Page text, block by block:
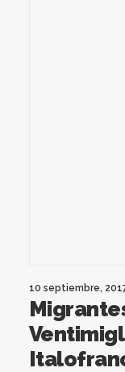
10 septiembre,